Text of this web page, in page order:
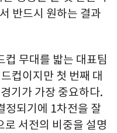
반드시 원하는 결과
컵 무대를 밟는 대표팀
컵이지만 첫 번째 대
기가 가장 중요하다.
정되기에 1차전을 잘
서전의 비중을 설명